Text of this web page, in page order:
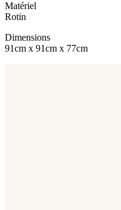
Matériel
Rotin
Dimensions
91cm x 91cm x 77cm